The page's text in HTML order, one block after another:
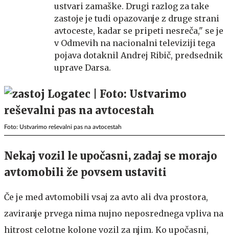
ustvari zamaške. Drugi razlog za take
zastoje je tudi opazovanje z druge strani
avtoceste, kadar se pripeti nesreča," se je
v Odmevih na nacionalni televiziji tega
pojava dotaknil Andrej Ribič, predsednik
uprave Darsa.
Foto: Ustvarimo reševalni pas na avtocestah
Nekaj vozil le upočasni, zadaj se morajo
avtomobili že povsem ustaviti
Če je med avtomobili vsaj za avto ali dva prostora,
zaviranje prvega nima nujno neposrednega vpliva na
hitrost celotne kolone vozil za njim. Ko upočasni,